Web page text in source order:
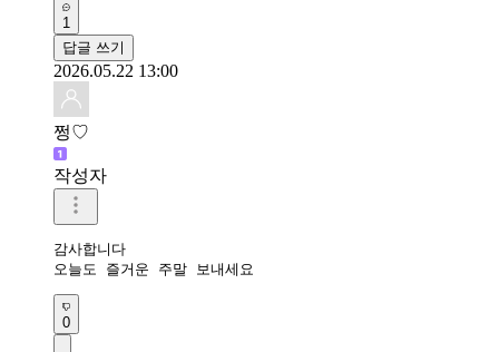
1
답글 쓰기
2026.05.22 13:00
쩡♡
작성자
감사합니다
오늘도 즐거운 주말 보내세요
0